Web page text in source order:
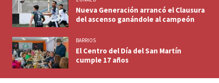
Nueva Generación arrancó el Clausura
del ascenso ganándole al campeón
BARRIOS
El Centro del Día del San Martín
cumple 17 años